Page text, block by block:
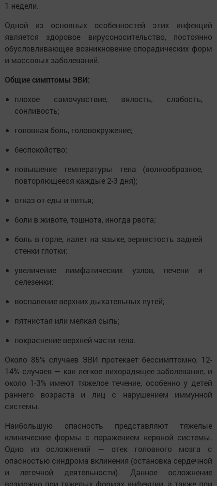
1 недели.
Одной из основных особенностей этих инфекций
является здоровое вирусоносительство, постоянно
обусловливающее возникновение спорадических форм
и массовых заболеваний.
Общие симптомы ЭВИ:
плохое самочувствие, вялость, слабость,
сонливость;
головная боль, головокружение;
беспокойство;
повышение температуры тела (волнообразное,
повторяющееся каждые 2-3 дня);
отказ от еды и питья;
боли в животе, тошнота, иногда рвота;
боль в горле, налет на языке, зернистость задней
стенки глотки;
увеличение лимфатических узлов, печени и
селезенки;
воспаление верхних дыхательных путей;
пятнистая или мелкая сыпь;
покраснение верхней части тела.
Около 85% случаев ЭВИ протекает бессимптомно, 12-
14% случаев — как легкое лихорадящее заболевание, и
около 1-3% имеют тяжелое течение, особенно у детей
раннего возраста и лиц с нарушением иммунной
системы.
Наибольшую опасность представляют тяжелые
клинические формы с поражением нервной системы.
Одно из осложнений — отек головного мозга с
опасностью синдрома вклинения (остановка сердечной
и легочной деятельности). Данное осложнение